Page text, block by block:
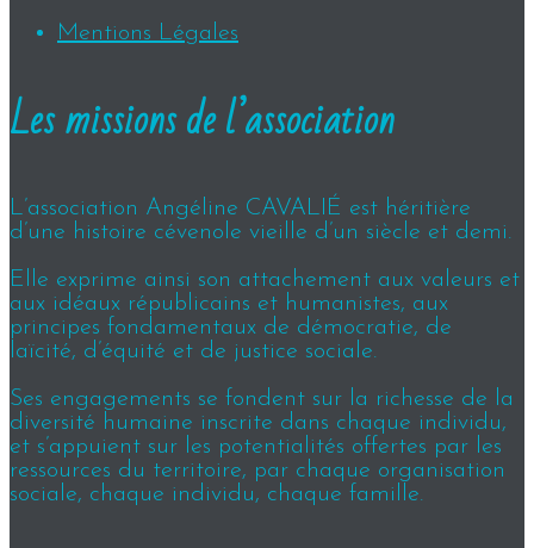
Mentions Légales
Les missions de l’association
L’association Angéline CAVALIÉ est héritière
d’une histoire cévenole vieille d’un siècle et demi.
Elle exprime ainsi son attachement aux valeurs et
aux idéaux républicains et humanistes, aux
principes fondamentaux de démocratie, de
laïcité, d’équité et de justice sociale.
Ses engagements se fondent sur la richesse de la
diversité humaine inscrite dans chaque individu,
et s’appuient sur les potentialités offertes par les
ressources du territoire, par chaque organisation
sociale, chaque individu, chaque famille.